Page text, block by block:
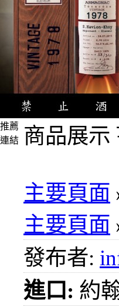
推薦
連結 商品展示
主要頁面
主要頁面
發布者:
進口: 約